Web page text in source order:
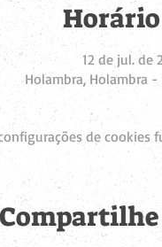
12 de jul. de
Holambra, Holambra -
de cookies
Compartilhe